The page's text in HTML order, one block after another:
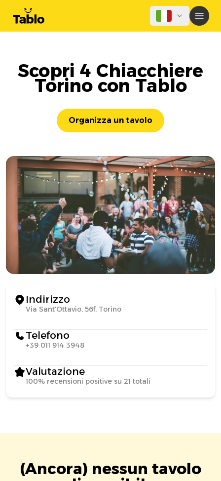
Scopri 4 Chiacchiere
Torino con Tablo
Organizza un tavolo
Indirizzo
Via Sant'Ottavio, 56f, Torino
Telefono
+39 011 914 3948
Valutazione
100% recensioni positive su 21 totali
(Ancora) nessun tavolo